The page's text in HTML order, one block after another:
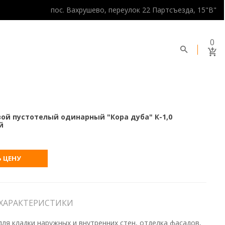
пос. Вахрушево, переулок 22 Партсъезда, 15"В"
0
пустотелый одинарный "Кора дуба" К-1,0
ЦЕНУ
кладки наружных и внутренних стен, отделка фасадов,